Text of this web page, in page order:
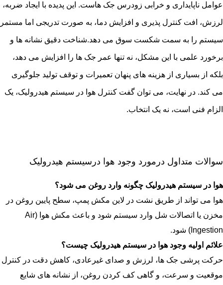
عوامل ناپایداری و خرابی زودرس جک هاست. این پدیده با ایجاد ضربه،
لرزش، افت کنترل پذیری و افزایش دما، به صورت تدریجی اما مستمر
سیستم را به سمت شکست سوق می دهد.شناخت دقیق نشانه ها و
برخورد علمی با این مشکل، نه تنها عمر جک ها را افزایش می دهد،
بلکه از بسیاری از هزینه های پنهان تعمیرات و توقف تولید جلوگیری
می کند. در نهایت، می توان گفت کنترل هوا در سیستم هیدرولیک، یک
الزام فنی است، نه یک انتخاب.
سوالات متداول درمورد وجود هوا درسیستم هیدرولیک
هوا در سیستم هیدرولیک چگونه وارد روغن می شود؟
هوا می تواند از طریق نشت در لاین مکش پمپ، سطح پایین روغن در
مخزن یا اتصالات شل وارد سیستم شود و باعث مکش هوا (Air
Ingestion) شود.
علائم اولیه وجود هوا در سیستم هیدرولیک چیست؟
حرکت پرشی جک ها، لرزش و صدای غیرعادی، کاهش دقت در کنترل
موقعیت و سرعت، و گاهی کف کردن روغن، از نشانه های شایع